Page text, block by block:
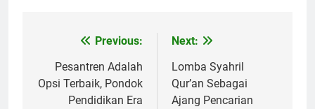
Navigasi
pos
Previous:
Pesantren Adalah
Opsi Terbaik, Pondok
Pendidikan Era
Next:
Lomba Syahril
Qur’an Sebagai
Ajang Pencarian